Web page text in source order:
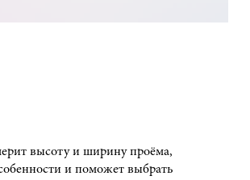
высоту и ширину проёма,
и поможет выбрать